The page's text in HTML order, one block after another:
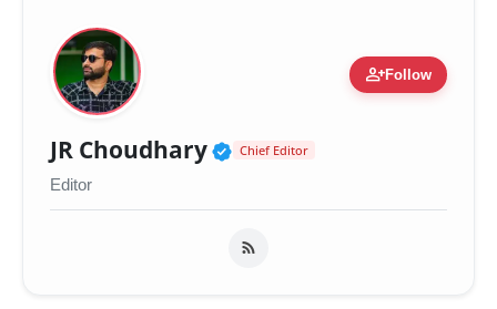
person_addFollow
JR Choudhary Verified Public Figure
Chief Editor
Editor